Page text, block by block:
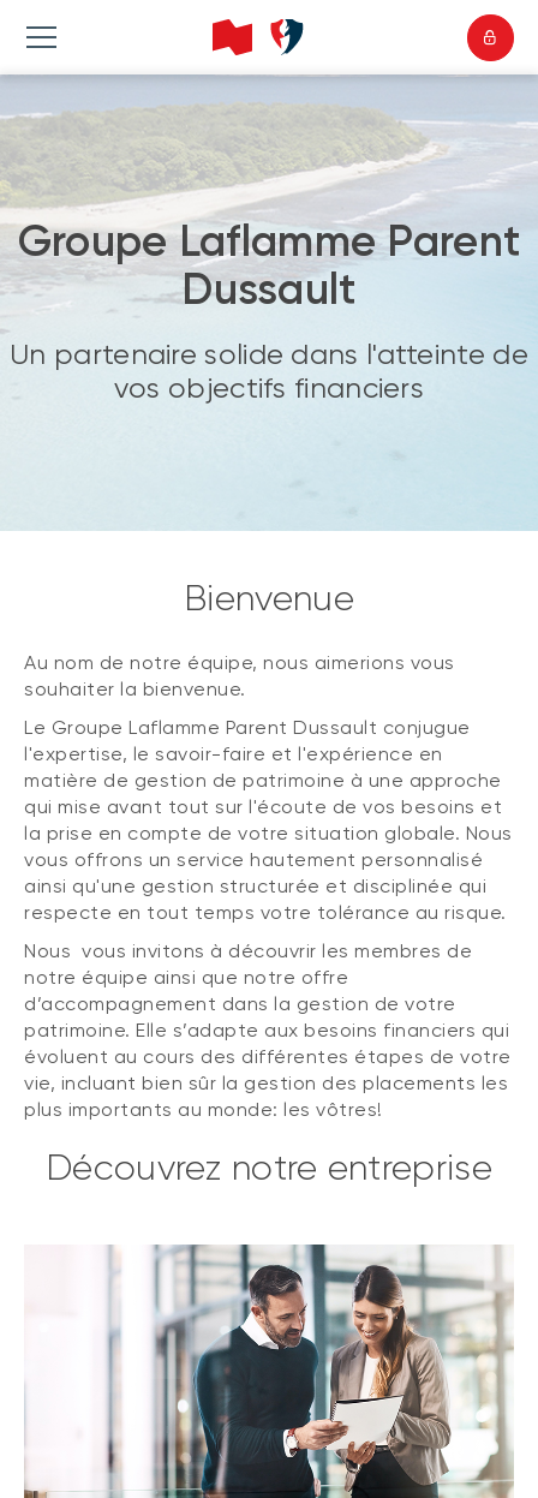
Groupe Laflamme Parent
Dussault
Un partenaire solide dans l'atteinte de
vos objectifs financiers
Bienvenue
Au nom de notre équipe, nous aimerions vous
souhaiter la bienvenue.
Le Groupe Laflamme Parent Dussault conjugue
l'expertise, le savoir-faire et l'expérience en
matière de gestion de patrimoine à une approche
qui mise avant tout sur l'écoute de vos besoins et
la prise en compte de votre situation globale. Nous
vous offrons un service hautement personnalisé
ainsi qu'une gestion structurée et disciplinée qui
respecte en tout temps votre tolérance au risque.
Nous vous invitons à découvrir les membres de
notre équipe ainsi que notre offre
d’accompagnement dans la gestion de votre
patrimoine. Elle s’adapte aux besoins financiers qui
évoluent au cours des différentes étapes de votre
vie, incluant bien sûr la gestion des placements les
plus importants au monde: les vôtres!
Découvrez notre entreprise